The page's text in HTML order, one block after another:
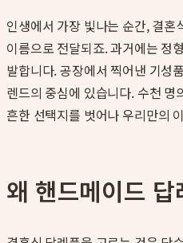
인생에서 가장 빛나는 순간, 결
이름으로 전달되죠. 과거에는 정
발합니다. 공장에서 찍어낸 기성
렌드의 중심에 있습니다. 수천
흔한 선택지를 벗어나 우리만의
왜 핸드메이드